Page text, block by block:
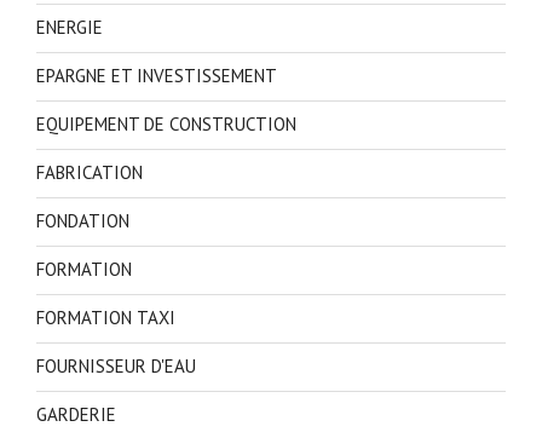
ENERGIE
EPARGNE ET INVESTISSEMENT
EQUIPEMENT DE CONSTRUCTION
FABRICATION
FONDATION
FORMATION
FORMATION TAXI
FOURNISSEUR D'EAU
GARDERIE